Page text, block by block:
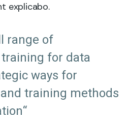
explicabo.
range of
for data
ways for
training methods